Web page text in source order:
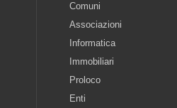
Comuni
Associazioni
Informatica
Immobiliari
Proloco
Enti